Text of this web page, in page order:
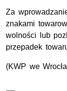
Za
znakami
wolności lub
przepadek
(KWP we